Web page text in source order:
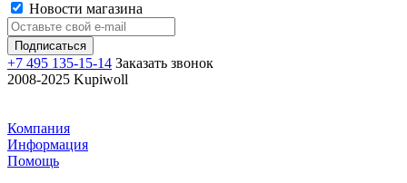
Новости магазина
+7 495 135-15-14 Заказать звонок
2008-2025 Kupiwoll
Компания
Информация
Помощь